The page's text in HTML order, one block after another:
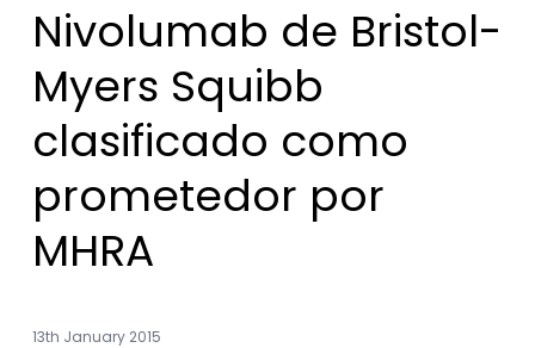
Nivolumab de Bristol-
Myers Squibb
clasificado como
prometedor por
MHRA
13th January 2015